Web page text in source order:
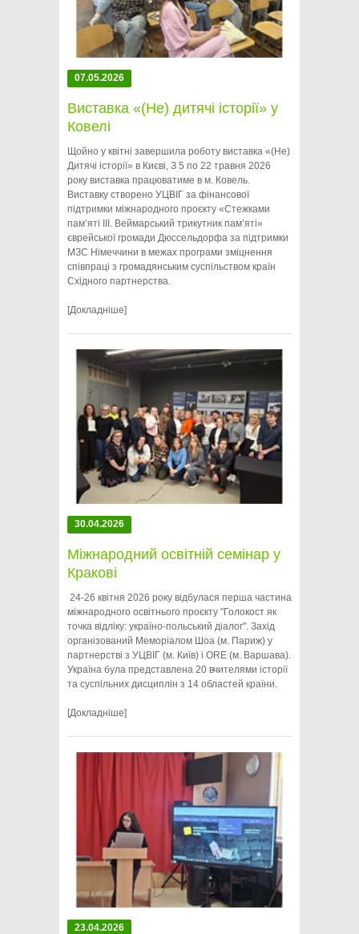
07.05.2026
Виставка «(Не) дитячі історії» у
Ковелі
Щойно у квітні завершила роботу виставка «(Не)
Дитячі історії» в Києві, З 5 по 22 травня 2026
року виставка працюватиме в м. Ковель.
Виставку створено УЦВІГ за фінансової
підтримки міжнародного проєкту «Стежками
пам’яті ІІІ. Веймарський трикутник пам’яті»
єврейської громади Дюссельдорфа за підтримки
МЗС Німеччини в межах програми зміцнення
співпраці з громадянським суспільством країн
Східного партнерства.
[Докладніше]
30.04.2026
Міжнародний освітній семінар у
Кракові
24-26 квітня 2026 року відбулася перша частина
міжнародного освітнього проєкту "Голокост як
точка відліку: україно-польський діалог". Захід
організований Меморіалом Шоа (м. Париж) у
партнерстві з УЦВІГ (м. Київ) і ORE (м. Варшава).
Україна була представлена 20 вчителями історії
та суспільних дисциплін з 14 областей країни.
[Докладніше]
23.04.2026